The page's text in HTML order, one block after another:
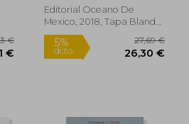
Editorial Oceano De
Mexico, 2018, Tapa Blanda,
Nuevo